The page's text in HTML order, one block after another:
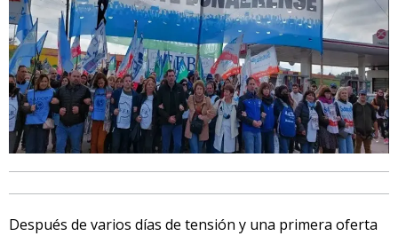
Después de varios días de tensión y una primera oferta